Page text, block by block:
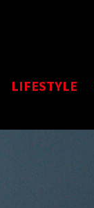
LIFESTYLE